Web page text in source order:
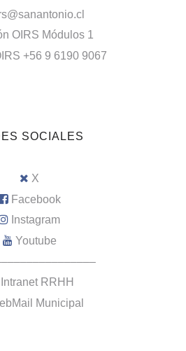
OIRS Módulos 1
+56 9 6190 9067
SOCIALES
X
Facebook
Instagram
Youtube
Intranet RRHH
Municipal